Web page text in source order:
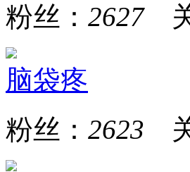
粉丝： 2627关
脑袋疼
粉丝： 2623